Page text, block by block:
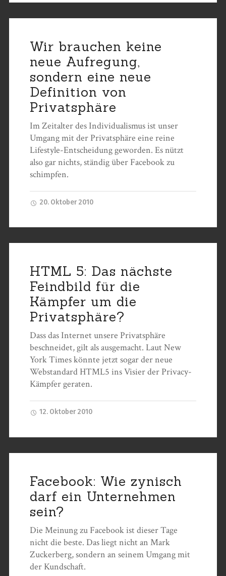
Wir brauchen keine
neue Aufregung,
sondern eine neue
Definition von
Privatsphäre
Im Zeitalter des Individualismus ist unser
Umgang mit der Privatsphäre eine reine
Lifestyle-Entscheidung geworden. Es nützt
also gar nichts, ständig über Facebook zu
schimpfen.
20. Oktober 2010
HTML 5: Das nächste
Feindbild für die
Kämpfer um die
Privatsphäre?
Dass das Internet unsere Privatsphäre
beschneidet, gilt als ausgemacht. Laut New
York Times könnte jetzt sogar der neue
Webstandard HTML5 ins Visier der Privacy-
Kämpfer geraten.
12. Oktober 2010
Facebook: Wie zynisch
darf ein Unternehmen
sein?
Die Meinung zu Facebook ist dieser Tage
nicht die beste. Das liegt nicht an Mark
Zuckerberg, sondern an seinem Umgang mit
der Kundschaft.